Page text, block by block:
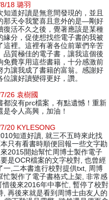
18 璐羽
知道好讀是無意間發現的，並且
那天令我驚喜且意外的是—剛好
復活不久之後，覺著應該是某種
緣分，促使想找些電子書的我被
這裡。這裡有著各位前輩們辛苦
品質極佳的電子書，讓我這個後
免費享用這些書籍，十分感激前
力讓我成了書籍的富翁。感謝好
位讓好讀變得更好，讚。
26 袁樹國
都沒有prc檔案，有點遺憾！重新
是令人高興，加油！
20 KYLESONG
知道好讀, 就三不五時來此找
只有看書時順便回報一些文字勘
2015開始幫忙周博士製作電子
是OCR檔案的文字校對, 也曾經
一,二本書進行校對提供txt, 周博
忙製作了電子書格式上架, 非常感
惜後來2016年中事忙, 暫停了校對
, 再後來就是看到周博士由友人的